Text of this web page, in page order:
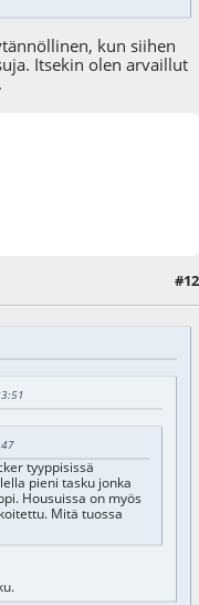
kun siihen
Itsekin olen arvaillut
#12
tyyppisissä
pieni tasku jonka
Housuissa on myös
Mitä tuossa